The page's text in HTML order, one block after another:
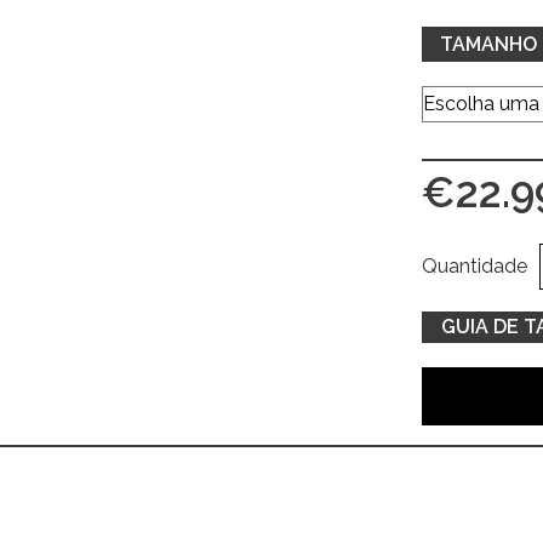
TAMANHO
€
Quantidade
GUIA DE